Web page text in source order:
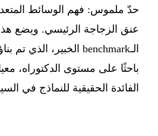
حدّ ملموس: فهم الوسائط
عنق الزجاجة الرئيسي. ويضع
باحثًا على مستوى الدكتوراه،
الفائدة الحقيقية للنماذج في